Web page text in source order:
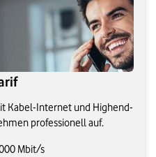
Kabel-Internet und Highend-
professionell auf.
Mbit/s